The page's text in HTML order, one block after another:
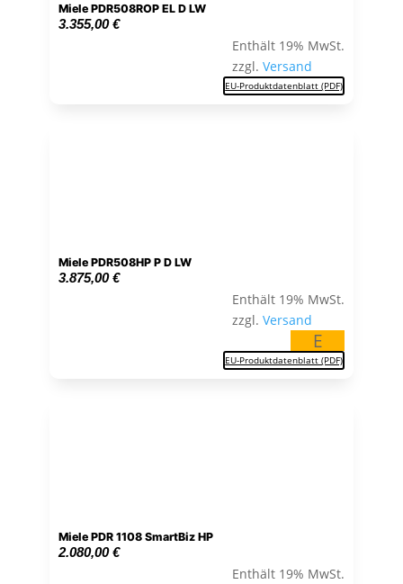
Miele PDR508ROP EL D LW
3.355,00€
Enthält 19% MwSt.
zzgl.Versand
EU-Produktdatenblatt (PDF)
Miele PDR508HP P D LW
3.875,00€
Enthält 19% MwSt.
zzgl.Versand
E
EU-Produktdatenblatt (PDF)
Miele PDR 1108 SmartBiz HP
2.080,00€
Enthält 19% MwSt.